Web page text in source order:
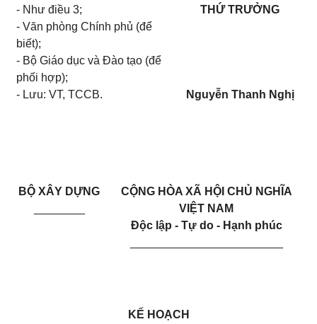
- Như điều 3;
- Văn phòng Chính phủ (để
biết);
- Bộ Giáo dục và Đào tạo (để
phối hợp);
- Lưu: VT, TCCB.
THỨ TRƯỞNG
Nguyễn Thanh Nghị
BỘ XÂY DỰNG
CỘNG HÒA XÃ HỘI CHỦ NGHĨA
VIỆT NAM
Độc lập - Tự do - Hạnh phúc
KẾ HOẠCH